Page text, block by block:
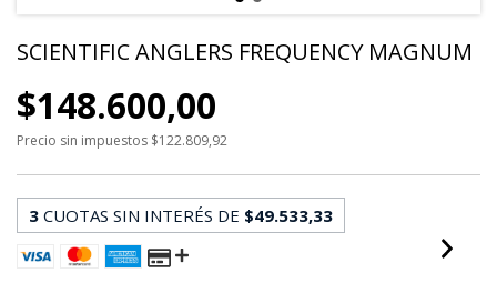
SCIENTIFIC ANGLERS FREQUENCY MAGNUM
$148.600,00
Precio sin impuestos $122.809,92
3 CUOTAS SIN INTERÉS DE $49.533,33